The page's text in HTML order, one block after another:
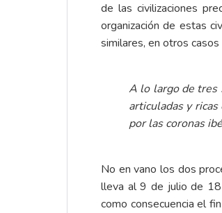
de las civilizaciones
organización de estas
similares, en otros
A lo largo de tres
articuladas y
por las coronas
No en vano los dos
lleva al 9 de julio de
como consecuencia el